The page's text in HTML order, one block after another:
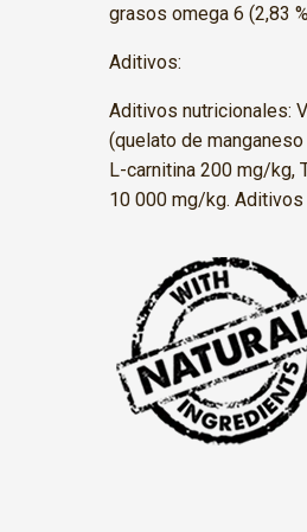
grasos omega 6 (2,83
Aditivos:
Aditivos nutricionales:
(quelato de
L-carnitina 200 mg/kg,
10 000 mg/kg.